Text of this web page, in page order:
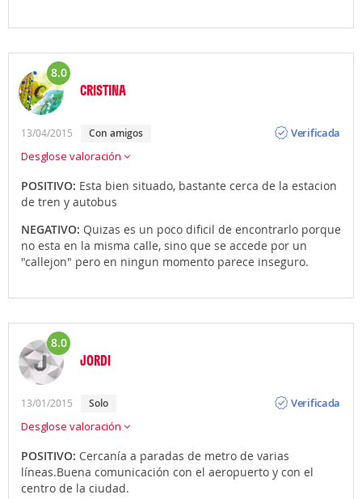
8.0
CRISTINA
13/04/2015 con amigos
Verificada
Desglose valoración
POSITIVO: Esta bien situado, bastante cerca de la estacion
de tren y autobus
NEGATIVO: Quizas es un poco dificil de encontrarlo porque
no esta en la misma calle, sino que se accede por un
"callejon" pero en ningun momento parece inseguro.
8.0
JORDI
13/01/2015 solo
Verificada
Desglose valoración
POSITIVO: Cercanía a paradas de metro de varias
líneas.Buena comunicación con el aeropuerto y con el
centro de la ciudad.